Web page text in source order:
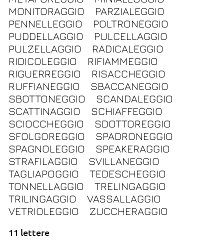
MONITORAGGIO
PARZIALEGGIO
PENNELLEGGIO
POLTRONEGGIO
PUDDELLAGGIO
PULCELLAGGIO
PULZELLAGGIO
RADICALEGGIO
RIDICOLEGGIO
RIFIAMMEGGIO
RIGUERREGGIO
RISACCHEGGIO
RUFFIANEGGIO
SBACCANEGGIO
SBOTTONEGGIO
SCANDALEGGIO
SCATTINAGGIO
SCHIAFFEGGIO
SCIOCCHEGGIO
SDOTTOREGGIO
SFOLGOREGGIO
SPADRONEGGIO
SPAGNOLEGGIO
SPEAKERAGGIO
STRAFILAGGIO
SVILLANEGGIO
TAGLIAPOGGIO
TEDESCHEGGIO
TONNELLAGGIO
TRELINGAGGIO
TRILINGAGGIO
VASSALLAGGIO
VETRIOLEGGIO
ZUCCHERAGGIO
11 lettere